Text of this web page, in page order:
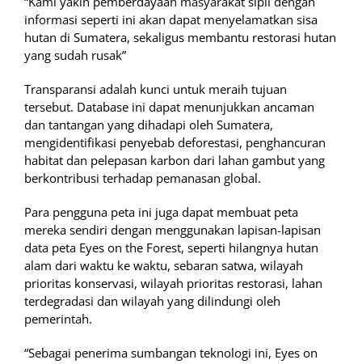
informasi seperti ini akan dapat menyelamatkan sisa
hutan di Sumatera, sekaligus membantu restorasi hutan
yang sudah rusak”
Transparansi adalah kunci untuk meraih tujuan
tersebut. Database ini dapat menunjukkan ancaman
dan tantangan yang dihadapi oleh Sumatera,
mengidentifikasi penyebab deforestasi, penghancuran
habitat dan pelepasan karbon dari lahan gambut yang
berkontribusi terhadap pemanasan global.
Para pengguna peta ini juga dapat membuat peta
mereka sendiri dengan menggunakan lapisan-lapisan
data peta Eyes on the Forest, seperti hilangnya hutan
alam dari waktu ke waktu, sebaran satwa, wilayah
prioritas konservasi, wilayah prioritas restorasi, lahan
terdegradasi dan wilayah yang dilindungi oleh
pemerintah.
“Sebagai penerima sumbangan teknologi ini, Eyes on